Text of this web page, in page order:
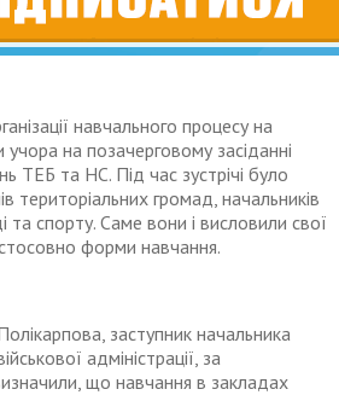
навчального процесу на
на позачерговому засіданні
ТЕБ та НС. Під час зустрічі було
територіальних громад, начальників
та спорту. Саме вони і висловили свої
форми навчання.
заступник начальника
адміністрації, за
що навчання в закладах